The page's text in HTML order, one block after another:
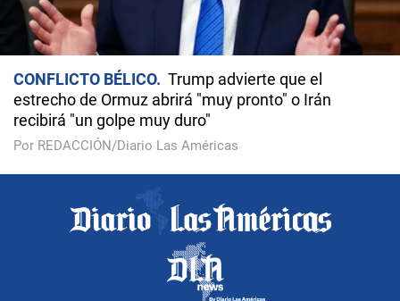
CONFLICTO BÉLICO
Trump advierte que el
estrecho de Ormuz abrirá "muy pronto" o Irán
recibirá "un golpe muy duro"
Por REDACCIÓN/Diario Las Américas